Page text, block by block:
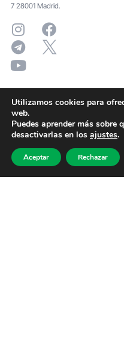
7 28001 Madrid.
Utilizamos cookies para
web.
Puedes aprender más sobre
desactivarlas en los ajustes.
Aceptar Rechazar